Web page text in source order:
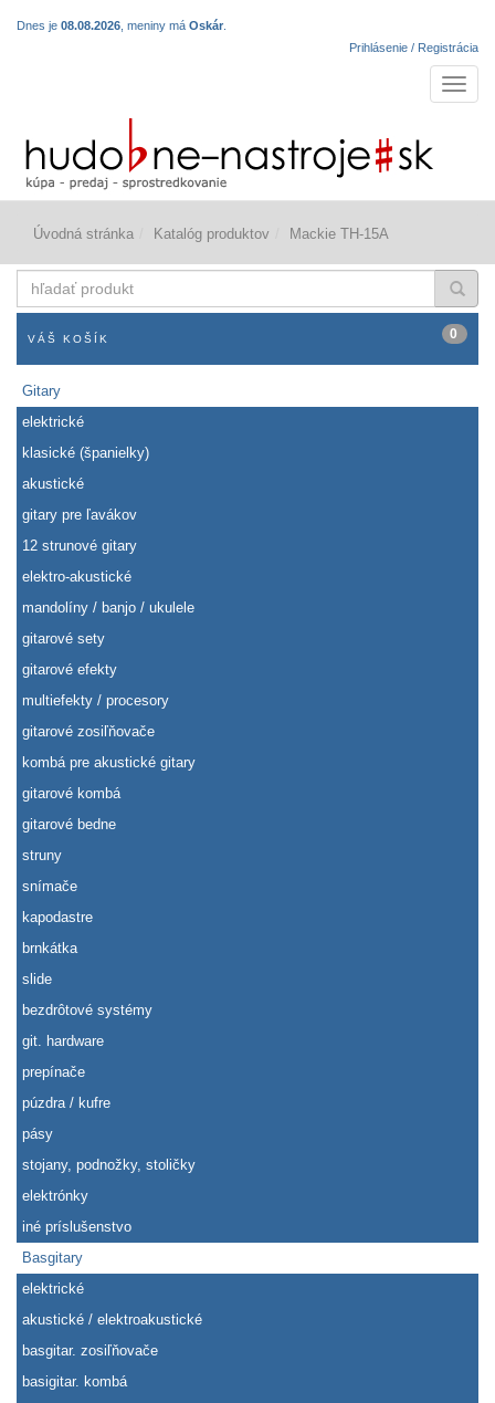
Dnes je 08.08.2026 , meniny má Oskár
Prihlásenie / Registrácia
Úvodná stránka Katalóg produktov Mackie TH-15A
produkt
VÁŠ KOŠÍK 0
Gitary
elektrické
klasické (španielky)
akustické
gitary pre ľavákov
12 strunové gitary
elektro-akustické
mandolíny / banjo / ukulele
gitarové sety
gitarové efekty
multiefekty / procesory
gitarové zosiľňovače
kombá pre akustické gitary
gitarové kombá
gitarové bedne
struny
snímače
kapodastre
brnkátka
slide
bezdrôtové systémy
git. hardware
prepínače
púzdra / kufre
pásy
stojany, podnožky, stoličky
elektrónky
iné príslušenstvo
Basgitary
elektrické
akustické / elektroakustické
basgitar. zosiľňovače
basigitar. kombá